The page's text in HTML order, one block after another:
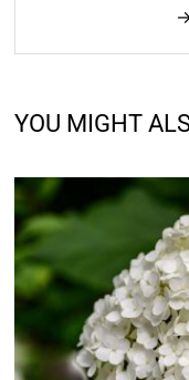
YOU MIGHT